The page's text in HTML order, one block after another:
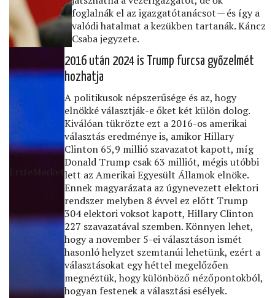
foglalnák el az igazgatótanácsot — és így a
valódi hatalmat a kezükben tartanák. Káncz
Csaba jegyzete.
ErsteMarket
2016 után 2024 is Trump furcsa győzelmét
hozhatja
A politikusok népszerűsége és az, hogy
elnökké választják-e őket két külön dolog.
Kiválóan tükrözte ezt a 2016-os amerikai
választás eredménye is, amikor Hillary
Clinton 65,9 millió szavazatot kapott, míg
Donald Trump csak 63 milliót, mégis utóbbi
lett az Amerikai Egyesült Államok elnöke.
Ennek magyarázata az úgynevezett elektori
rendszer melyben 8 évvel ez előtt Trump
304 elektori voksot kapott, Hillary Clinton
227 szavazatával szemben. Könnyen lehet,
hogy a november 5-ei választáson ismét
hasonló helyzet szemtanúi lehetünk, ezért a
választásokat egy héttel megelőzően
megnéztük, hogy különböző nézőpontokból,
hogyan festenek a választási esélyek.